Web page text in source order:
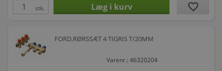
stk. favorite
FORD.RØRSSÆT 4 TIGRIS T/20MM
Varenr.: 46320204